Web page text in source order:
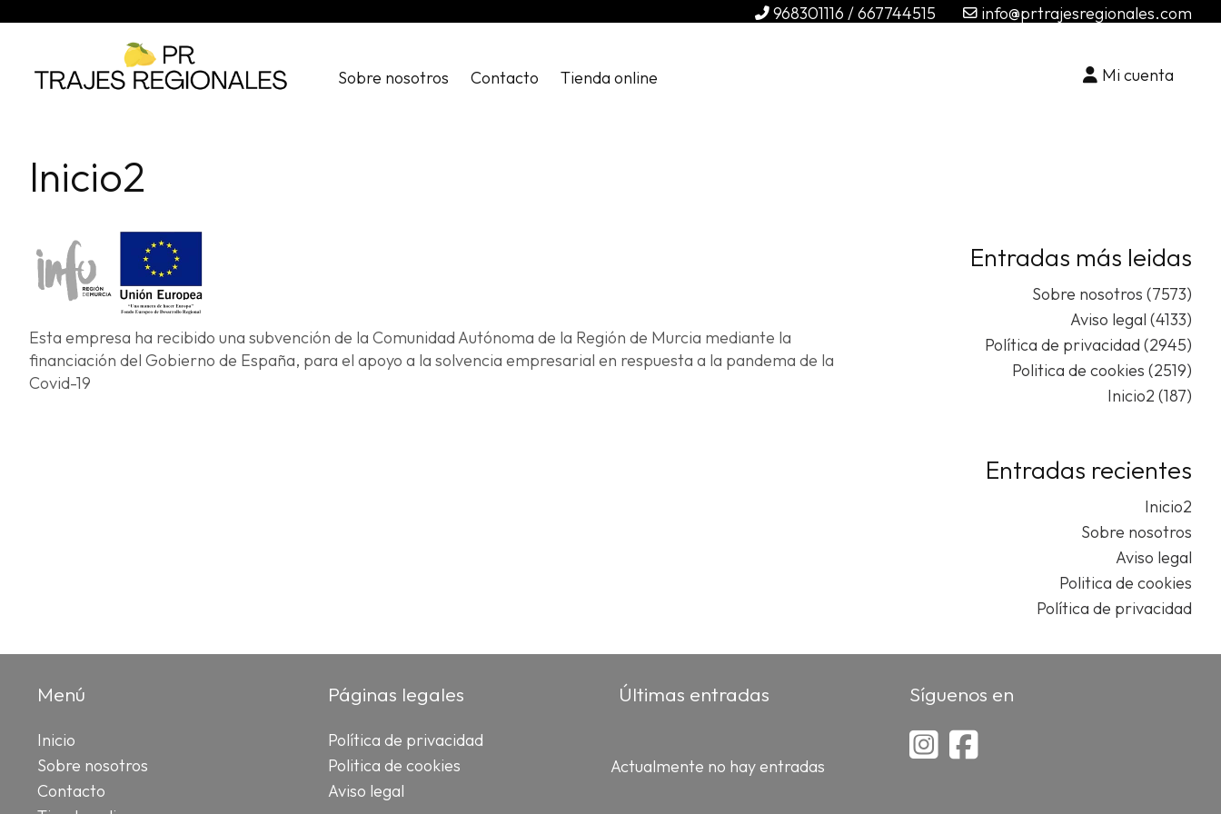
968301116 /667744515 info@prtrajesregionales.com
Sobre nosotros Contacto Tienda online Mi cuenta
Contacto
privacidad
cookies
¿Has
tu
Inicio2
Esta empresa ha recibido una subvención de la Comunidad Autónoma de la Región de Murcia mediante la
financiación del Gobierno de España, para el apoyo a la solvencia empresarial en respuesta a la pandema de la
Covid-19
Entradas más leidas
Sobre nosotros (7573)
Aviso legal (4133)
Política de privacidad (2945)
Politica de cookies (2519)
Inicio2 (187)
Entradas recientes
Inicio2
Sobre nosotros
Aviso legal
Politica de cookies
Política de privacidad
Menú
Inicio
Sobre nosotros
Contacto
Páginas legales
Política de privacidad
Politica de cookies
Aviso legal
Últimas entradas
Actualmente no hay entradas
Síguenos en